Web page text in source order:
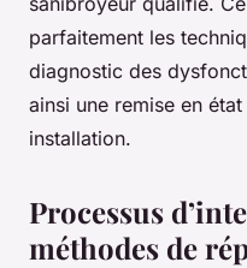
parfaitement les
diagnostic des
ainsi une remise en
installation.
Processus
méthodes de